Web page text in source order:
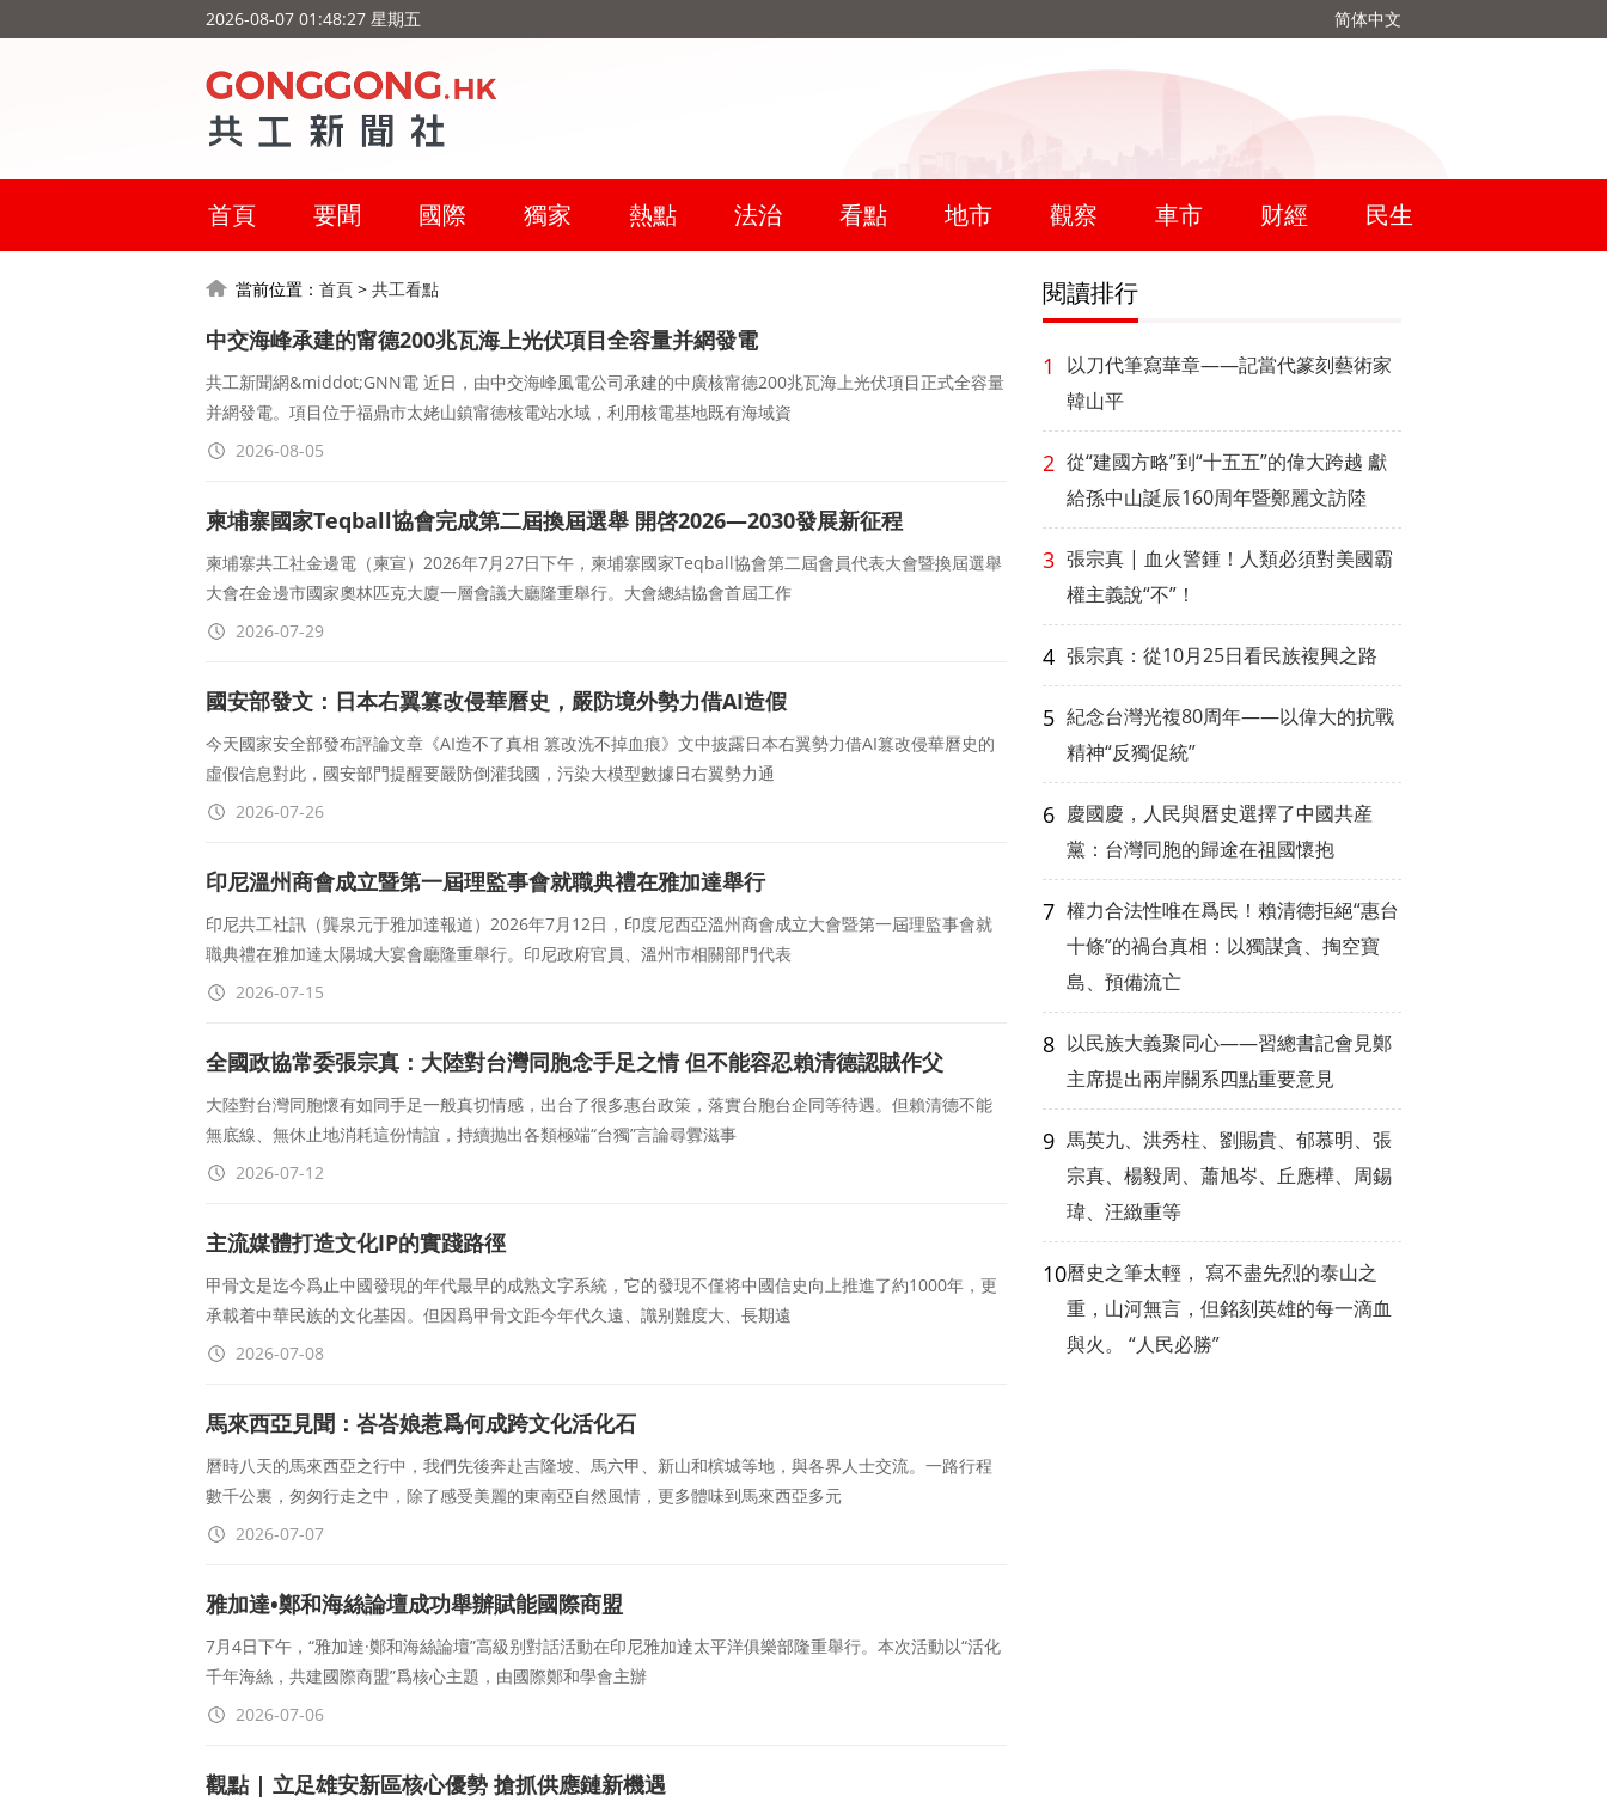
2026-08-07 01:48:28 星期五 简体中文
首頁 要聞 國際 獨家 熱點 法治 看點 地市 觀察 車市 财經 民生
當前位置： 首頁 > 共工看點
中交海峰承建的甯德200兆瓦海上光伏項目全容量并網發電
共工新聞網&middot;GNN電 近日，由中交海峰風電公司承建的中廣核甯德200兆瓦海上光伏項目正式全容量
并網發電。項目位于福鼎市太姥山鎮甯德核電站水域，利用核電基地既有海域資
2026-08-05
柬埔寨國家Teqball協會完成第二屆換屆選舉 開啓2026—2030發展新征程
柬埔寨共工社金邊電（柬宣）2026年7月27日下午，柬埔寨國家Teqball協會第二屆會員代表大會暨換屆選舉
大會在金邊市國家奧林匹克大廈一層會議大廳隆重舉行。大會總結協會首屆工作
2026-07-29
國安部發文：日本右翼篡改侵華曆史，嚴防境外勢力借AI造假
今天國家安全部發布評論文章《AI造不了真相 篡改洗不掉血痕》文中披露日本右翼勢力借AI篡改侵華曆史的
虛假信息對此，國安部門提醒要嚴防倒灌我國，污染大模型數據日右翼勢力通
2026-07-26
印尼溫州商會成立暨第一屆理監事會就職典禮在雅加達舉行
印尼共工社訊（龔泉元于雅加達報道）2026年7月12日，印度尼西亞溫州商會成立大會暨第一屆理監事會就
職典禮在雅加達太陽城大宴會廳隆重舉行。印尼政府官員、溫州市相關部門代表
2026-07-15
全國政協常委張宗真：大陸對台灣同胞念手足之情 但不能容忍賴清德認賊作父
大陸對台灣同胞懷有如同手足一般真切情感，出台了很多惠台政策，落實台胞台企同等待遇。但賴清德不能
無底線、無休止地消耗這份情誼，持續抛出各類極端“台獨”言論尋釁滋事
2026-07-12
主流媒體打造文化IP的實踐路徑
甲骨文是迄今爲止中國發現的年代最早的成熟文字系統，它的發現不僅将中國信史向上推進了約1000年，更
承載着中華民族的文化基因。但因爲甲骨文距今年代久遠、識别難度大、長期遠
2026-07-08
馬來西亞見聞：峇峇娘惹爲何成跨文化活化石
曆時八天的馬來西亞之行中，我們先後奔赴吉隆坡、馬六甲、新山和槟城等地，與各界人士交流。一路行程
數千公裏，匆匆行走之中，除了感受美麗的東南亞自然風情，更多體味到馬來西亞多元
2026-07-07
雅加達•鄭和海絲論壇成功舉辦賦能國際商盟
7月4日下午，“雅加達·鄭和海絲論壇”高級别對話活動在印尼雅加達太平洋俱樂部隆重舉行。本次活動以“活化
千年海絲，共建國際商盟”爲核心主題，由國際鄭和學會主辦
2026-07-06
觀點 | 立足雄安新區核心優勢 搶抓供應鏈新機遇
閱讀排行
1
以刀代筆寫華章——記當代篆刻藝術家
韓山平
2 從“建國方略”到“十五五”的偉大跨越 獻
給孫中山誕辰160周年暨鄭麗文訪陸
3 張宗真 | 血火警鍾！人類必須對美國霸
權主義說“不”！
4 張宗真：從10月25日看民族複興之路
5 紀念台灣光複80周年——以偉大的抗戰
精神“反獨促統”
6 慶國慶，人民與曆史選擇了中國共産
黨：台灣同胞的歸途在祖國懷抱
7 權力合法性唯在爲民！賴清德拒絕“惠台
十條”的禍台真相：以獨謀貪、掏空寶
島、預備流亡
8 以民族大義聚同心——習總書記會見鄭
主席提出兩岸關系四點重要意見
9 馬英九、洪秀柱、劉賜貴、郁慕明、張
宗真、楊毅周、蕭旭岑、丘應樺、周錫
瑋、汪緻重等
10曆史之筆太輕， 寫不盡先烈的泰山之
重，山河無言，但銘刻英雄的每一滴血
與火。 “人民必勝”